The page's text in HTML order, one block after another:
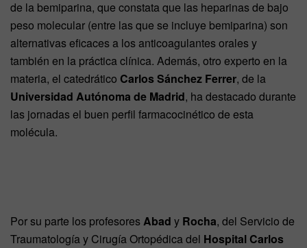
de la bemiparina, que constata que las heparinas de bajo
peso molecular (entre las que se incluye bemiparina) son
alternativas eficaces a los anticoagulantes orales y
también en la práctica clínica. Además, otro experto en la
materia, el catedrático Carlos Sánchez Ferrer, de la
Universidad Autónoma de Madrid, ha destacado durante
las jornadas el buen perfil farmacocinético de esta
molécula.
Por su parte los profesoresAbad y Rocha, del Servicio de
Traumatología y Cirugía Ortopédica del Hospital Carlos